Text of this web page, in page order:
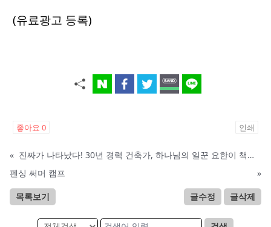
(유료광고 등록)
좋아요 0 인쇄
«
진짜가 나타났다! 30년 경력 건축가, 하나님의 일꾼 요한이 책임 시공합니다.
펜싱 써머 캠프
»
목록보기 글수정 글삭제